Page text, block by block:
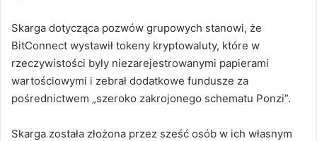
Skarga dotycząca pozwów grupowych stanowi, że
BitConnect wystawił tokeny kryptowaluty, które w
rzeczywistości były niezarejestrowanymi papierami
wartościowymi i zebrał dodatkowe fundusze za
pośrednictwem „szeroko zakrojonego schematu Ponzi”.
Skarga została złożona przez sześć osób w ich własnym